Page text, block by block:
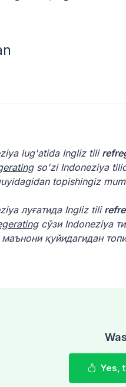
lug'atida Ingliz tili
so'zi Indoneziya
topishingiz
луғатида Ingliz tili
сўзи Indoneziya
қуйидагидан
Yes,